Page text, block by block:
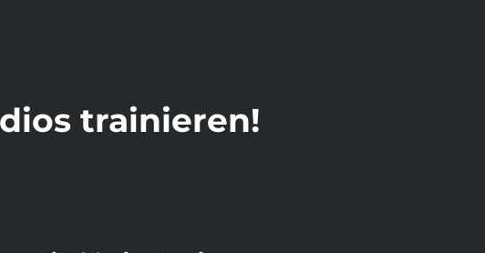
trainieren!